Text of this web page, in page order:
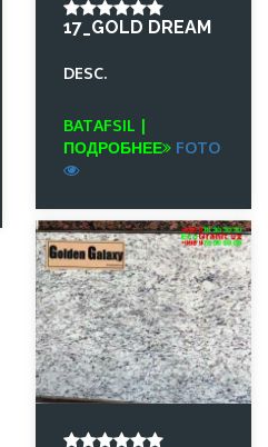
17_GOLD DREAM
DESC.
BATAFSIL |
ПОДРОБНЕЕ
FOTO